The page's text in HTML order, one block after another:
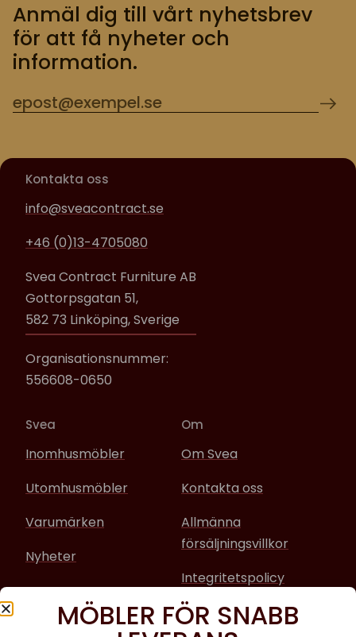
Anmäl dig till vårt nyhetsbrev
för att få nyheter och
information.
Kontakta oss
info@sveacontract.se
+46 (0)13-4705080
Svea Contract Furniture AB
Gottorpsgatan 51,
582 73 Linköping, Sverige
Organisationsnummer:
556608-0650
Svea
Inomhusmöbler
Utomhusmöbler
Varumärken
Nyheter
Om
Om Svea
Kontakta oss
Allmänna
försäljningsvillkor
Integritetspolicy
Sociala media
MÖBLER FÖR SNABB